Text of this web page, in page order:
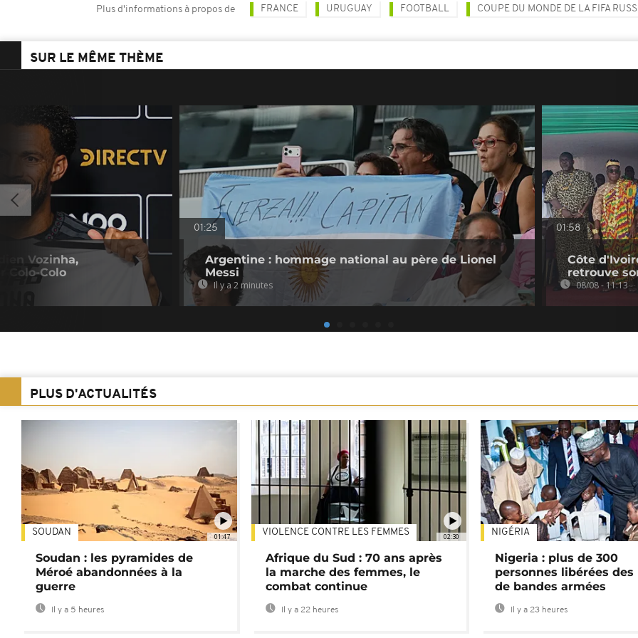
Plus d'informations à propos de FRANCE URUGUAY FOOTBALL COUPE DU MONDE DE LA FIFA
SUR LE MÊME THÈME
Vozinha,
Colo-Colo
01:25
Argentine : hommage national au père de Lionel
Messi
Il y a 2 minutes
01:58
Côte
retrouve
08/08 - 11:13
PLUS D'ACTUALITÉS
01:47
SOUDAN
Soudan : les pyramides de
Méroé abandonnées à la
guerre
Il y a 5 heures
02:30
VIOLENCE CONTRE LES FEMMES
Afrique du Sud : 70 ans après
la marche des femmes, le
combat continue
Il y a 22 heures
NIGÉRIA
Nigeria : plus de 300
personnes libérées des
de bandes armées
Il y a 23 heures